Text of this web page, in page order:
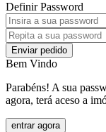
Definir Password
Enviar pedido
Bem Vindo
Parabéns! A sua
agora, terá aceso a
entrar agora